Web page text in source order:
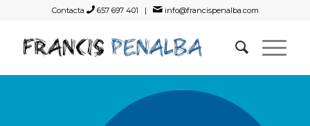
Contacta 657 697 401 | info@francispenalba.com